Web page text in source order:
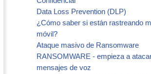
Data Loss Prevention (DLP)
¿Cómo saber si están rastreando
móvil?
Ataque masivo de Ransomware
RANSOMWARE - empieza a
mensajes de voz